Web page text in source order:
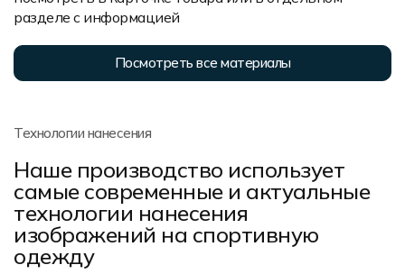
разделе с информацией
Посмотреть все материалы
Технологии нанесения
Наше производство использует
самые современные и актуальные
технологии нанесения
изображений на спортивную
одежду